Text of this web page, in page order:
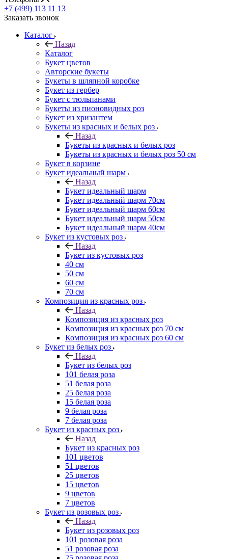
+7 (499) 113 11 13
Заказать звонок
Каталог
Назад
Каталог
Букет цветов
Авторские букеты
Букеты в шляпной коробке
Букет из гербер
Букет с тюльпанами
Букеты из пионовидных роз
Букет из хризантем
Букеты из красных и белых роз
Назад
Букеты из красных и белых роз
Букеты из красных и белых роз 50 см
Букет в корзине
Букет идеальный шарм
Назад
Букет идеальный шарм
Букет идеальный шарм 70см
Букет идеальный шарм 60см
Букет идеальный шарм 50см
Букет идеальный шарм 40см
Букет из кустовых роз
Назад
Букет из кустовых роз
40 см
50 см
60 см
70 см
Композиция из красных роз
Назад
Композиция из красных роз
Композиция из красных роз 70 см
Композиция из красных роз 60 см
Букет из белых роз
Назад
Букет из белых роз
101 белая роза
51 белая роза
25 белая роза
15 белая роза
9 белая роза
7 белая роза
Букет из красных роз
Назад
Букет из красных роз
101 цветов
51 цветов
25 цветов
15 цветов
9 цветов
7 цветов
Букет из розовых роз
Назад
Букет из розовых роз
101 розовая роза
51 розовая роза